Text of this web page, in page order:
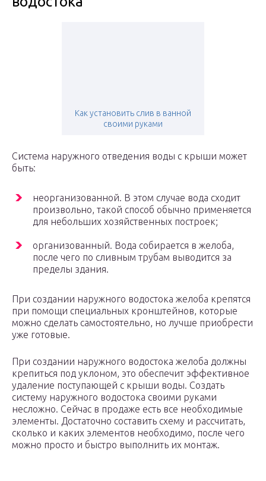
Как установить слив в ванной
своими руками
Система наружного отведения воды с крыши может
быть:
неорганизованной. В этом случае вода сходит
произвольно, такой способ обычно применяется
для небольших хозяйственных построек;
организованный. Вода собирается в желоба,
после чего по сливным трубам выводится за
пределы здания.
При создании наружного водостока желоба крепятся
при помощи специальных кронштейнов, которые
можно сделать самостоятельно, но лучше приобрести
уже готовые.
При создании наружного водостока желоба должны
крепиться под уклоном, это обеспечит эффективное
удаление поступающей с крыши воды. Создать
систему наружного водостока своими руками
несложно. Сейчас в продаже есть все необходимые
элементы. Достаточно составить схему и рассчитать,
сколько и каких элементов необходимо, после чего
можно просто и быстро выполнить их монтаж.